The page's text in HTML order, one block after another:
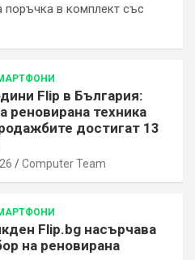
в комплект със
Flip в България:
реновирана техника
достигат 13
Computer Team
Flip.bg насърчава
на реновирана